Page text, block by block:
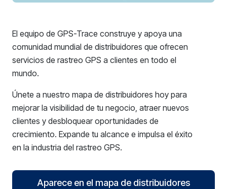
El equipo de GPS-Trace construye y apoya una
comunidad mundial de distribuidores que ofrecen
servicios de rastreo GPS a clientes en todo el
mundo.
Únete a nuestro mapa de distribuidores hoy para
mejorar la visibilidad de tu negocio, atraer nuevos
clientes y desbloquear oportunidades de
crecimiento. Expande tu alcance e impulsa el éxito
en la industria del rastreo GPS.
Aparece en el mapa de distribuidores